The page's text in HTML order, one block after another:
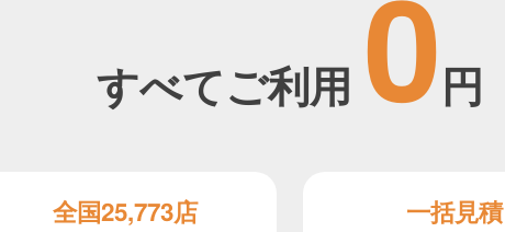
すべてご利用 0円
全国25,773店 一括見積